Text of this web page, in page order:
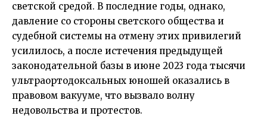
светской средой. В последние годы, однако,
давление со стороны светского общества и
судебной системы на отмену этих привилегий
усилилось, а после истечения предыдущей
законодательной базы в июне 2023 года тысячи
ультраортодоксальных юношей оказались в
правовом вакууме, что вызвало волну
недовольства и протестов.